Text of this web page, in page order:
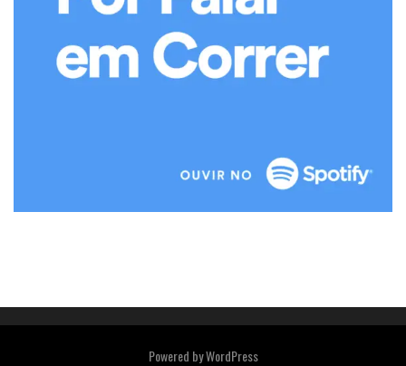
Powered byWordPress